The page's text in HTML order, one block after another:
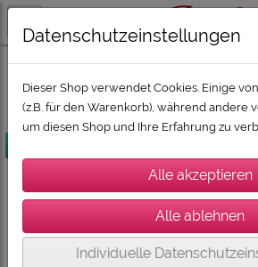
SUPER-DEALZ 2026 SUPER-DEALZ
Datenschutzeinstellungen
Dieser Shop verwendet Cookies. Einige
(z.B. für den Warenkorb), während andere
um diesen Shop und Ihre Erfahrung zu
Individuelle